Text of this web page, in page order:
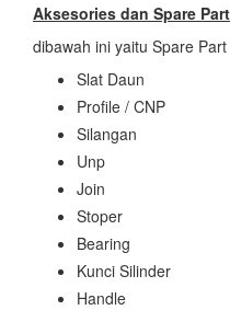
Aksesories dan Spare
dibawah ini yaitu Spare
Slat Daun
Profile / CNP
Silangan
Unp
Join
Stoper
Bearing
Kunci Silinder
Handle